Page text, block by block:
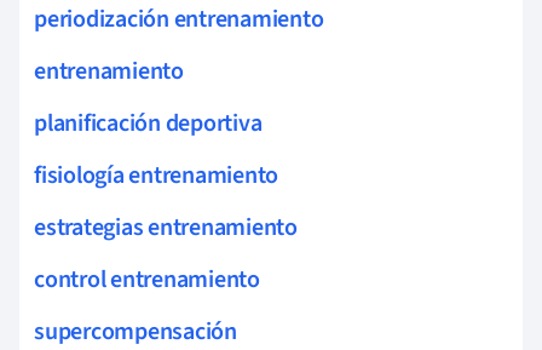
periodización entrenamiento
entrenamiento
planificación deportiva
fisiología entrenamiento
estrategias entrenamiento
control entrenamiento
supercompensación